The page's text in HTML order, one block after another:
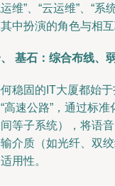
维”、“云运维”、“系
中扮演的角色与相互
基石：综合布线、
稳固的IT大厦都始
高速公路”，通过标
等子系统），将语
介质（如光纤、双
用性。